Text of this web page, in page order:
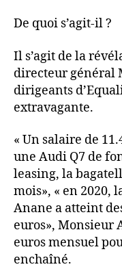
De quoi s’agit-il ?
Il s’agit de la
directeur général
dirigeants
extravagante.
« Un salaire de
une Audi Q7 de
leasing, la
mois», « en 2020,
Anane a atteint
euros», Monsieur
euros mensuel
enchaîné.